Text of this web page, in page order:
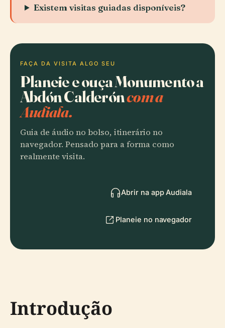
Existem visitas guiadas disponíveis?
FAÇA DA VISITA ALGO SEU
Planeie e ouça Monumento a
Abdón Calderóncom a
Audiala.
Guia de áudio no bolso, itinerário no
navegador. Pensado para a forma como
realmente visita.
Abrir na app Audiala
Planeie no navegador
Introdução